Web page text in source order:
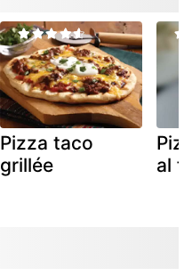
Pizza taco
grillée
al